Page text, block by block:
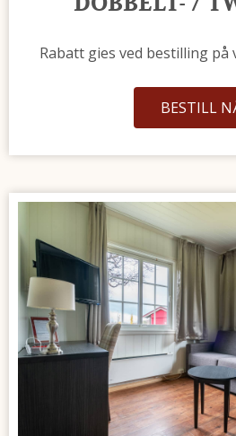
Rabatt gies ved bestilling
BESTILL